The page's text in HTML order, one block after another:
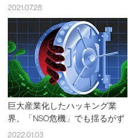
2021.07.28
巨大産業化したハッキング業
界、「NSO危機」でも揺るがず
2022.01.03